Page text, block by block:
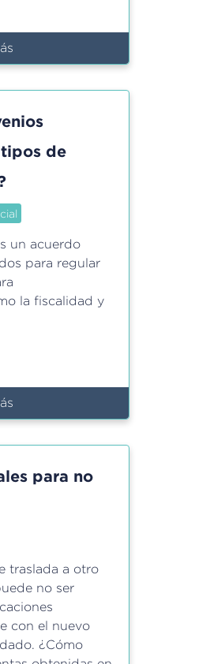
Convenio
evitar
doble
España
de
un acuerdo
para regular
la fiscalidad y
¿Qué
convenios
convenios
existen?
para no
traslada a otro
no ser
con el nuevo
¿Cómo